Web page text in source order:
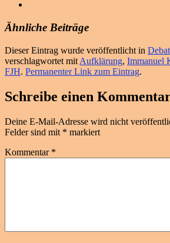
Ähnliche Beiträge
Dieser Eintrag wurde veröffentlicht in
verschlagwortet mit Aufklärung, Immanuel
FJH. Permanenter Link zum Eintrag.
Schreibe einen
Deine E-Mail-Adresse wird nicht
Felder sind mit * markiert
Kommentar *